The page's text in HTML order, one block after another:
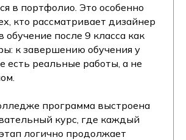
в портфолио. Это особенно
кто рассматривает дизайнер
обучение после 9 класса как
к завершению обучения у
есть реальные работы, а не
программа выстроена
курс, где каждый
логично продолжает